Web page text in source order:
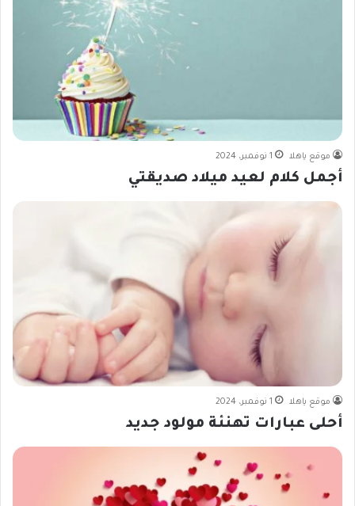
موقع ياهلا 1 نوفمبر، 2024
أجمل كلام لعيد ميلاد صديقتي
موقع ياهلا 1 نوفمبر، 2024
أحلى عبارات تهنئة مولود جديد